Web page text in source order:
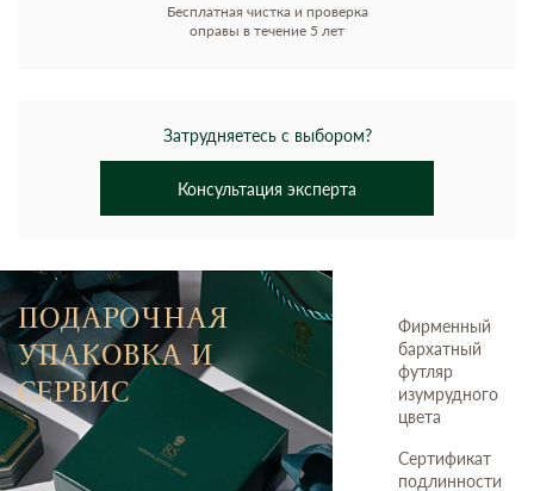
Бесплатная чистка и проверка
оправы в течение 5 лет
Затрудняетесь с выбором?
Консультация эксперта
ПОДАРОЧНАЯ
УПАКОВКА И
СЕРВИС
Фирменный
бархатный
футляр
изумрудного
цвета
Сертификат
подлинности